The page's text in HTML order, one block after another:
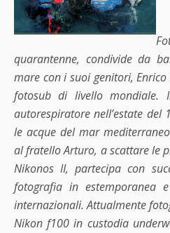
quarantenne, condivide da
mare con i suoi genitori,
fotosub di livello mondiale.
autorespiratore nell’estate
le acque del mar
al fratello Arturo, a scattare le
Nikonos II, partecipa con
fotografia in estemporanea
internazionali. Attualmente
Nikon f100 in custodia